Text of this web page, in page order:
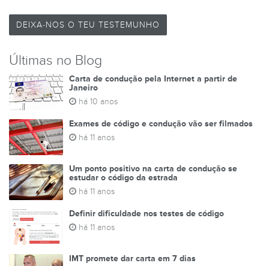
DEIXA-NOS O TEU TESTEMUNHO
Últimas no Blog
Carta de condução pela Internet a partir de
Janeiro
há 10 anos
Exames de código e condução vão ser filmados
há 11 anos
Um ponto positivo na carta de condução se
estudar o código da estrada
há 11 anos
Definir dificuldade nos testes de código
há 11 anos
IMT promete dar carta em 7 dias